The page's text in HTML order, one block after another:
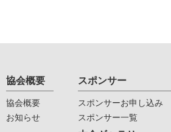
協会概要
協会概要
お知らせ
スポンサー
スポンサーお申し込み
スポンサー一覧